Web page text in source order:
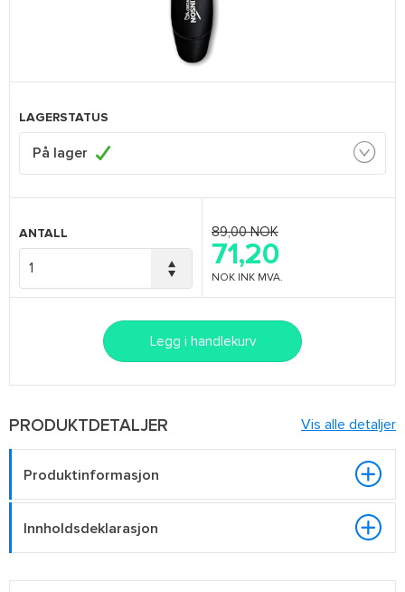
LAGERSTATUS
På lager
ANTALL 89,00 NOK
71,20
NOK INK MVA.
Legg i handlekurv
PRODUKTDETALJER Vis alle detaljer
Produktinformasjon
Innholdsdeklarasjon